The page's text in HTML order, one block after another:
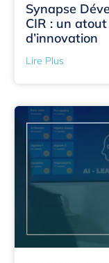
Synapse
CIR : un
d’innovation
Lire Plus